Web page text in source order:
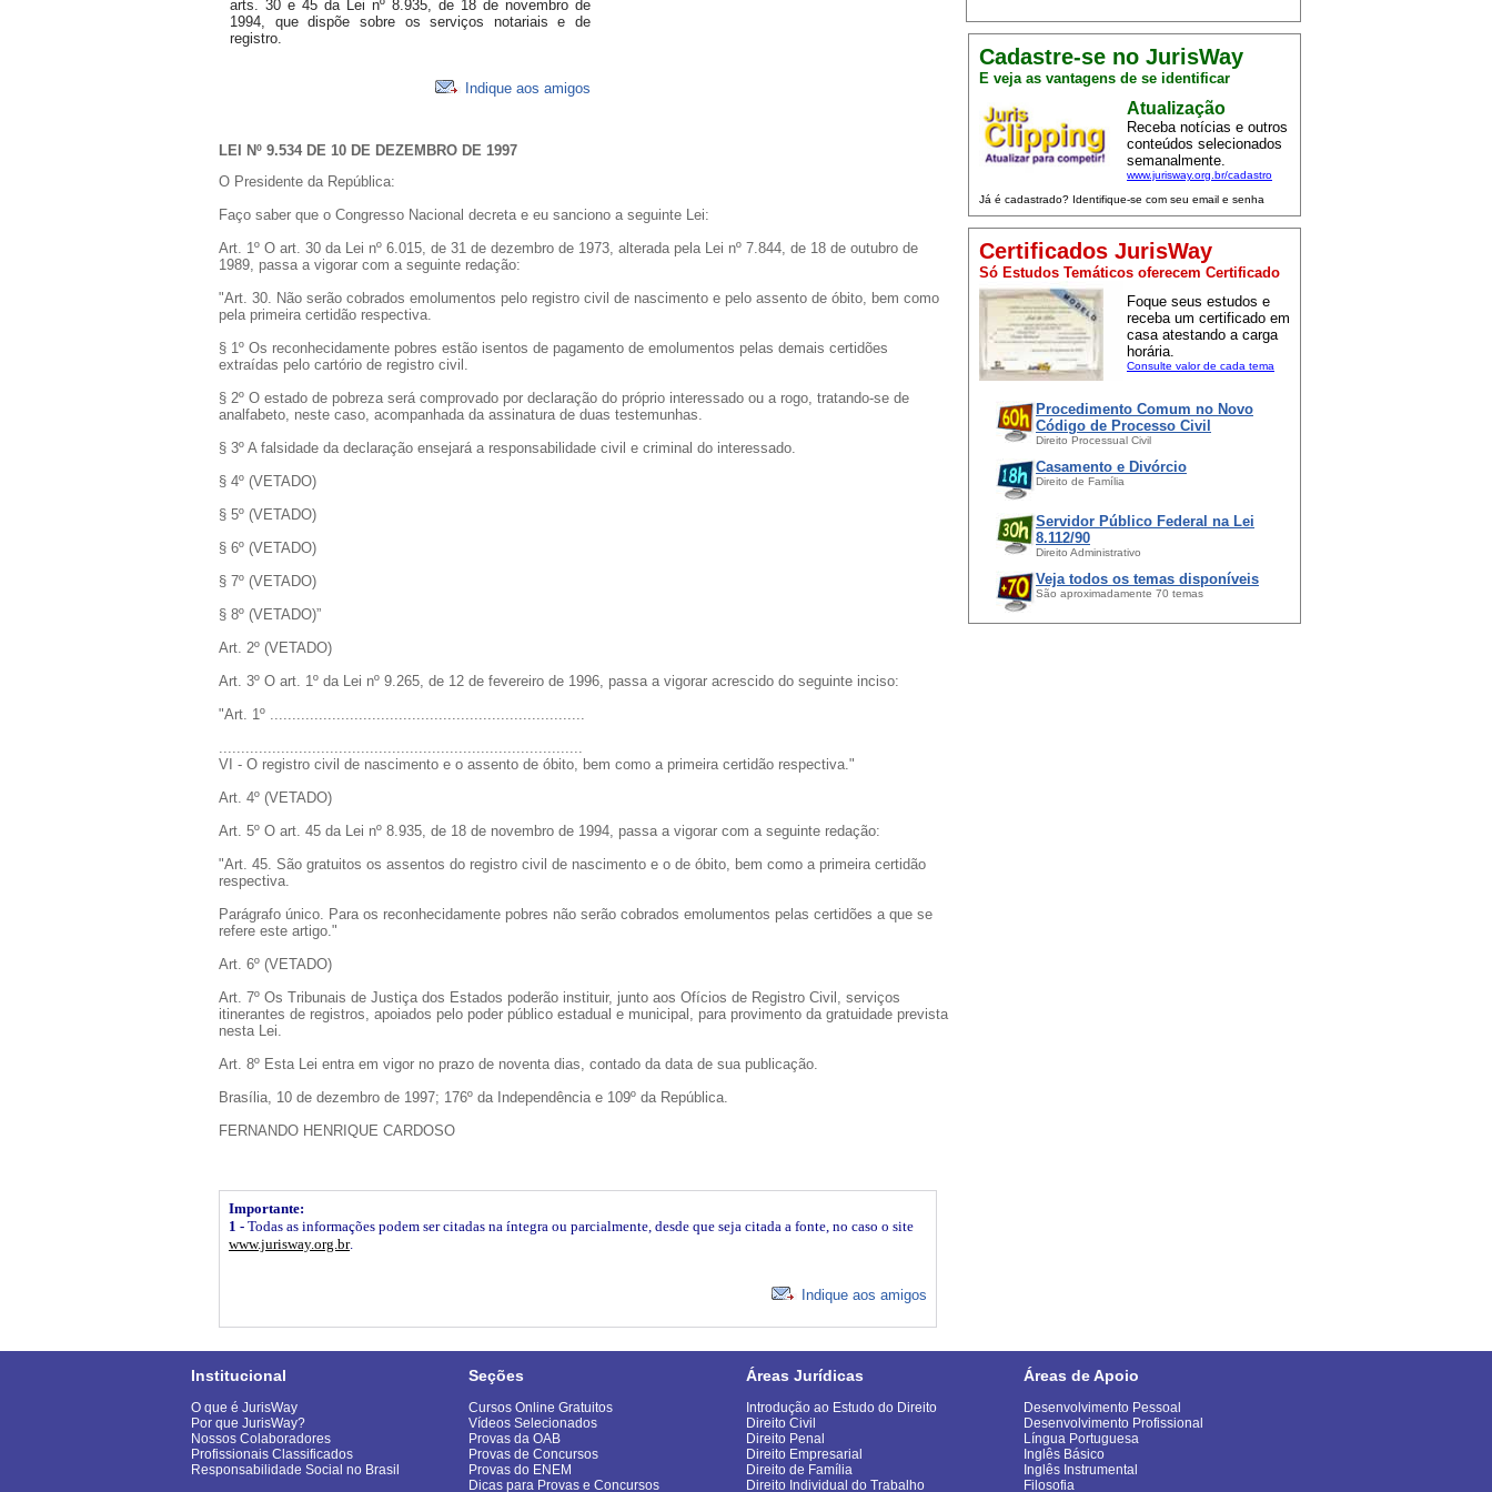
Cadastre-se no JurisWay
E veja as vantagens de se identificar
Atualização
Receba notícias e outros
conteúdos selecionados
semanalmente.
www.jurisway.org.br/cadastro
Já é cadastrado? Identifique-se com seu email e senha
Certificados JurisWay
Só Estudos Temáticos oferecem Certificado
Foque seus estudos e
receba um certificado em
casa atestando a carga
horária.
Consulte valor de cada tema
Procedimento Comum no Novo
Código de Processo Civil
Direito Processual Civil
Casamento e Divórcio
Direito de Família
Servidor Público Federal na Lei
8.112/90
Direito Administrativo
Veja todos os temas disponíveis
São aproximadamente 70 temas
arts. 30 e 45 da Lei nº 8.935, de 18 de novembro de
1994, que dispõe sobre os serviços notariais e de
registro.
Indique aos amigos
LEI Nº 9.534 DE 10 DE DEZEMBRO DE 1997
O Presidente da República:
Faço saber que o Congresso Nacional decreta e eu sanciono a seguinte Lei:
Art. 1º O art. 30 da Lei nº 6.015, de 31 de dezembro de 1973, alterada pela Lei nº 7.844, de 18 de outubro de
1989, passa a vigorar com a seguinte redação:
"Art. 30. Não serão cobrados emolumentos pelo registro civil de nascimento e pelo assento de óbito, bem como
pela primeira certidão respectiva.
§ 1º Os reconhecidamente pobres estão isentos de pagamento de emolumentos pelas demais certidões
extraídas pelo cartório de registro civil.
§ 2º O estado de pobreza será comprovado por declaração do próprio interessado ou a rogo, tratando-se de
analfabeto, neste caso, acompanhada da assinatura de duas testemunhas.
§ 3º A falsidade da declaração ensejará a responsabilidade civil e criminal do interessado.
§ 4º (VETADO)
§ 5º (VETADO)
§ 6º (VETADO)
§ 7º (VETADO)
§ 8º (VETADO)”
Art. 2º (VETADO)
Art. 3º O art. 1º da Lei nº 9.265, de 12 de fevereiro de 1996, passa a vigorar acrescido do seguinte inciso:
"Art. 1º .......................................................................
..................................................................................
VI - O registro civil de nascimento e o assento de óbito, bem como a primeira certidão respectiva."
Art. 4º (VETADO)
Art. 5º O art. 45 da Lei nº 8.935, de 18 de novembro de 1994, passa a vigorar com a seguinte redação:
"Art. 45. São gratuitos os assentos do registro civil de nascimento e o de óbito, bem como a primeira certidão
respectiva.
Parágrafo único. Para os reconhecidamente pobres não serão cobrados emolumentos pelas certidões a que se
refere este artigo."
Art. 6º (VETADO)
Art. 7º Os Tribunais de Justiça dos Estados poderão instituir, junto aos Ofícios de Registro Civil, serviços
itinerantes de registros, apoiados pelo poder público estadual e municipal, para provimento da gratuidade prevista
nesta Lei.
Art. 8º Esta Lei entra em vigor no prazo de noventa dias, contado da data de sua publicação.
Brasília, 10 de dezembro de 1997; 176º da Independência e 109º da República.
FERNANDO HENRIQUE CARDOSO
Importante:
1 - Todas as informações podem ser citadas na íntegra ou parcialmente, desde que seja citada a fonte, no caso o site
www.jurisway.org.br.
Indique aos amigos
Institucional
O que é JurisWay
Por que JurisWay?
Nossos Colaboradores
Profissionais Classificados
Responsabilidade Social no Brasil
Seções
Cursos Online Gratuitos
Vídeos Selecionados
Provas da OAB
Provas de Concursos
Provas do ENEM
Dicas para Provas e Concursos
Áreas Jurídicas
Introdução ao Estudo do Direito
Direito Civil
Direito Penal
Direito Empresarial
Direito de Família
Direito Individual do Trabalho
Áreas de Apoio
Desenvolvimento Pessoal
Desenvolvimento Profissional
Língua Portuguesa
Inglês Básico
Inglês Instrumental
Filosofia